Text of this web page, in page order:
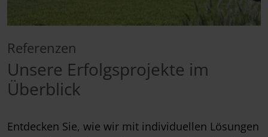
Referenzen
Unsere Erfolgsprojekte im
Überblick
Entdecken Sie, wie wir mit individuellen Lösungen